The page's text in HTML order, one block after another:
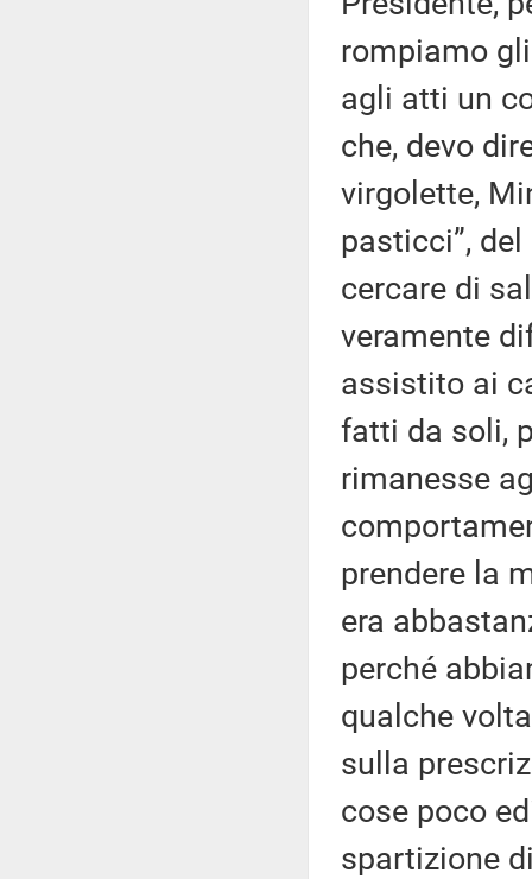
rompiamo
agli atti un
che, devo
virgolette,
pasticci”,
cercare di
veramente
assistito ai
fatti da soli,
rimanesse
prendere la
era
perché
qualche
sulla
cose poco
spartizione